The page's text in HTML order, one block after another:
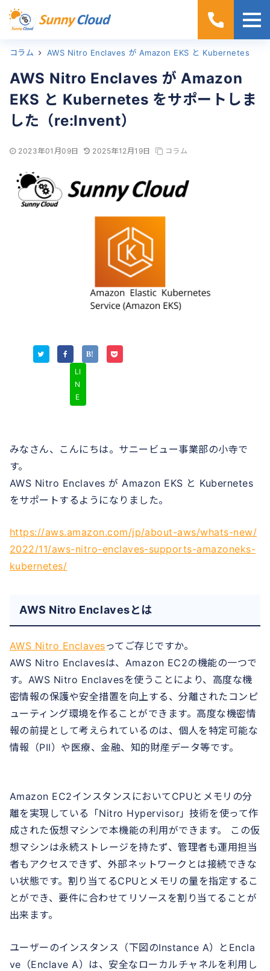
ホーム
コラム
AWS Nitro Enclaves が Amazon
EKS と Kubernetes をサポートしま
した（re:Invent）
2023年01月09日 2025年12月19日 コラム
LI
N
E
みなさん、こんにちは。サニービュー事業部の小寺で
す。
AWS Nitro Enclaves が Amazon EKS と Kubernetes
をサポートするようになりました。
https://aws.amazon.com/jp/about-aws/whats-new/
2022/11/aws-nitro-enclaves-supports-amazoneks-
kubernetes/
AWS Nitro Enclavesとは
AWS Nitro Enclavesってご存じですか。
AWS Nitro Enclavesは、Amazon EC2の機能の一つで
す。AWS Nitro Enclavesを使うことにより、高度な機
密情報の保護や安全措置を向上する、分離されたコンピ
ューティング環境を作ることができます。高度な機密情
報の前提として考えられているのは、個人を特定可能な
情報（PII）や医療、金融、知的財産データ等です。
Amazon EC2インスタンスにおいてCPUとメモリの分
離を実現している「Nitro Hypervisor」技術を使って作
成された仮想マシンで本機能の利用ができます。 この仮
想マシンは永続ストレージを持たず、管理者も運用担当
者もアクセスできず、外部ネットワークとは接続できな
い状態です。割り当てるCPUとメモリの量を指定するこ
とができ、要件に合わせてリソースを割り当てることが
出来ます。
ユーザーのインスタンス（下図のInstance A）とEncla
ve（Enclave A）は、安全なローカルチャネルを利用し